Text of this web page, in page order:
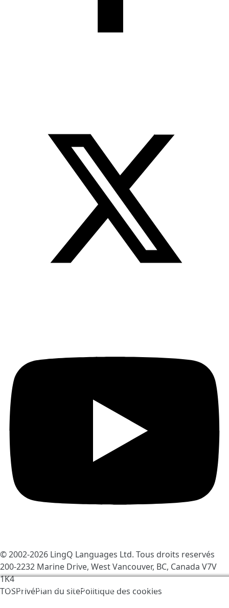
Nous utilisons des cookies pour rendre LingQ meilleur.
En visitant le site vous acceptez nos
© 2002-2026 LingQ Languages Ltd. Tous droits reservés
200-2232 Marine Drive, West Vancouver, BC, Canada V7V
1K4
TOSPrivéPlan du sitePolitique des cookies